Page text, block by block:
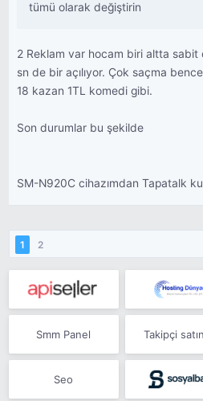
tümü olarak değiştirin
2 Reklam var hocam biri altta
sn de bir açılıyor. Çok saçma
18 kazan 1TL komedi gibi.
Son durumlar bu şekilde
SM-N920C cihazımdan Tapatalk
1 2
Smm Panel Takipçi
Seo